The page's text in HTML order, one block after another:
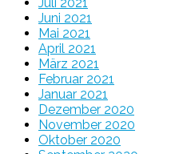
Juni 2021
Mai 2021
April 2021
März 2021
Februar 2021
Januar 2021
Dezember 2020
November 2020
Oktober 2020